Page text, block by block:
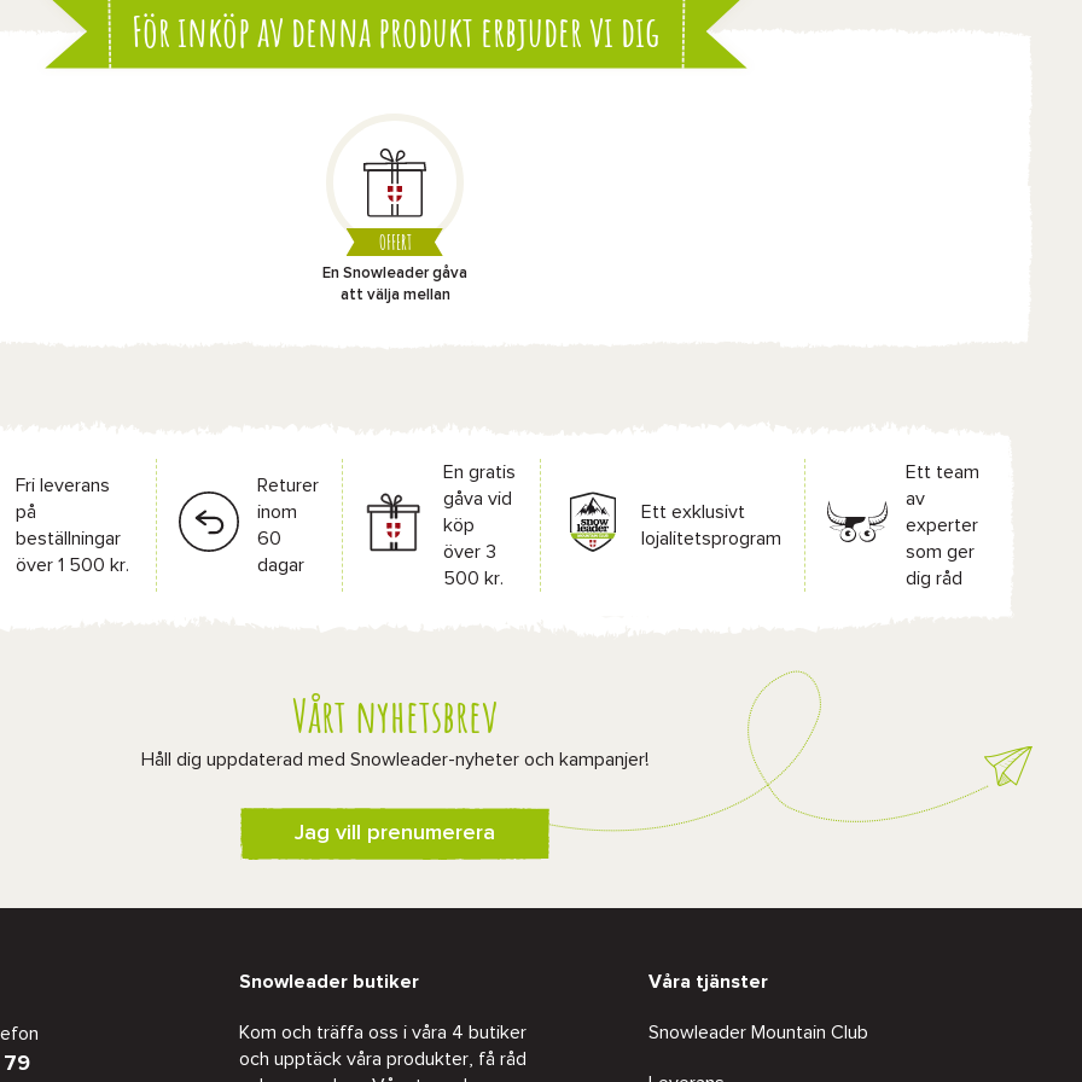
För inköp av denna produkt erbjuder vi dig
OFFERT
En Snowleader gåva
att välja mellan
Fri leverans
på
beställningar
över 1 500 kr.
Returer
inom
60
dagar
En gratis
gåva vid
köp
över 3
500 kr.
Ett exklusivt
lojalitetsprogram
Ett team
av
experter
som ger
dig råd
Vårt nyhetsbrev
Håll dig uppdaterad med Snowleader-nyheter och kampanjer!
Jag vill prenumerera
Snowleader butiker
Kom och träffa oss i våra 4 butiker
och upptäck våra produkter, få råd
Våra tjänster
Snowleader Mountain Club